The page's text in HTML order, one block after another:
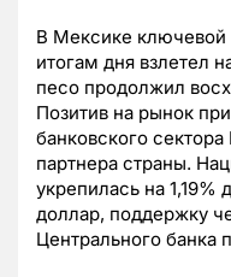
В Мексике ключевой
итогам дня взлетел
песо продолжил
Позитив на рынок
банковского
партнера страны.
укрепилась на 1,19%
доллар, поддержку
Центрального